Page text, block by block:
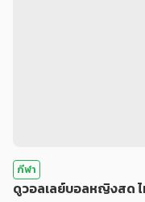
กีฬา
ดูวอลเลย์บอลหญิงสด ไ